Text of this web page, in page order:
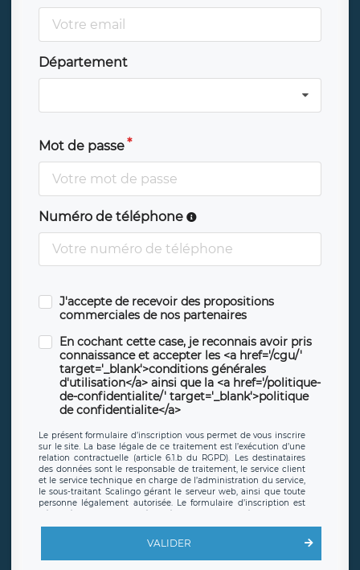
Département
Mot de passe
Numéro de téléphone
J'accepte de recevoir des propositions
commerciales de nos partenaires
En cochant cette case, je reconnais avoir pris
connaissance et accepter les <a href='/cgu/'
target='_blank'>conditions générales
d'utilisation</a> ainsi que la <a href='/politique-
de-confidentialite/' target='_blank'>politique
de confidentialite</a>
Le présent formulaire d’inscription vous permet de vous inscrire
sur le site. La base légale de ce traitement est l’exécution d’une
relation contractuelle (article 6.1.b du RGPD). Les destinataires
des données sont le responsable de traitement, le service client
et le service technique en charge de l’administration du service,
le sous-traitant Scalingo gérant le serveur web, ainsi que toute
personne légalement autorisée. Le formulaire d’inscription est
offrant desclauses de protection conformes au RGPD. Les
en sollicite la suppression, étant entendu que vous pouvez
demander la suppression de vos données et retirer votre
VALIDER